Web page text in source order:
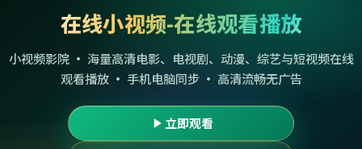
在线小视频-在线观看播放
小视频影院 · 海量高清电影、电视剧、动漫、综艺与短视频在线
观看播放 · 手机电脑同步 · 高清流畅无广告
立即观看